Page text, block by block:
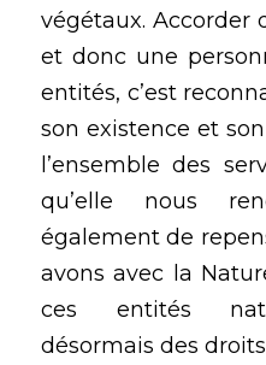
végétaux. Accorder
et donc une
entités, c’est
son existence et
l’ensemble des
qu’elle nous
également de
avons avec la
ces entités
désormais des